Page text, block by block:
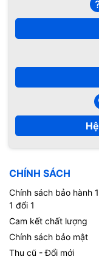
CHÍNH SÁCH
Chính sách bảo hành
1 đổi 1
Cam kết chất lượng
Chính sách bảo mật
Thu cũ - Đổi mới